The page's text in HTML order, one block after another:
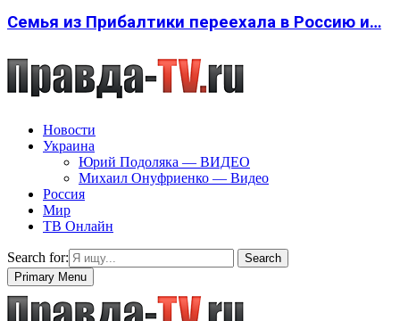
Семья из Прибалтики переехала в Россию и…
Новости
Украина
Юрий Подоляка — ВИДЕО
Михаил Онуфриенко — Видео
Россия
Мир
ТВ Онлайн
Search for:
Search
Primary Menu